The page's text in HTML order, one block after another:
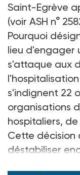
Saint-Egrève
(voir ASH n°
Pourquoi
lieu d'engager
s'attaque aux
s'indignent 22
organisations
hospitaliers,
Cette décision
déstabiliser